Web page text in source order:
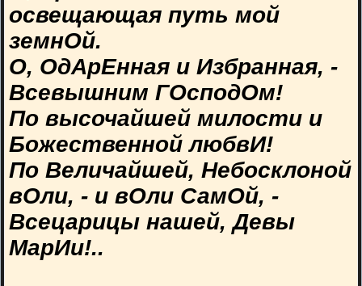
освещающая путь мой
земнОй.
О, ОдАрЕнная и Избранная, -
Всевышним ГОсподОм!
По высочайшей милости и
Божественной любвИ!
По Величайшей, Небосклоной
вОли, - и вОли СамОй, -
Всецарицы нашей, Девы
МарИи!..